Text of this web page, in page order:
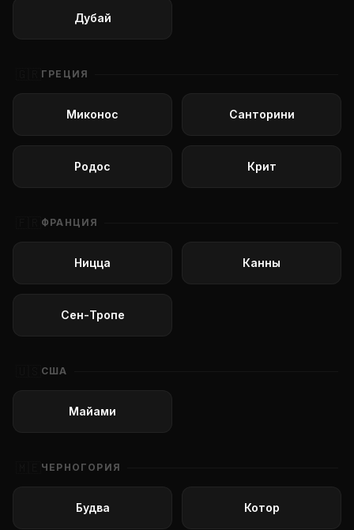
Дубай
ГРЕЦИЯ
Миконос Санторини
Родос Крит
ФРАНЦИЯ
Ницца Канны
Сен-Тропе
США
Майами
ЧЕРНОГОРИЯ
Будва Котор